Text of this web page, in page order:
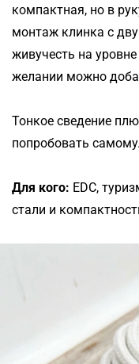
компактная, но в
монтаж клинка с
живучесть на
желании можно
Тонкое сведение
попробовать самому.
Для кого: EDC,
стали и